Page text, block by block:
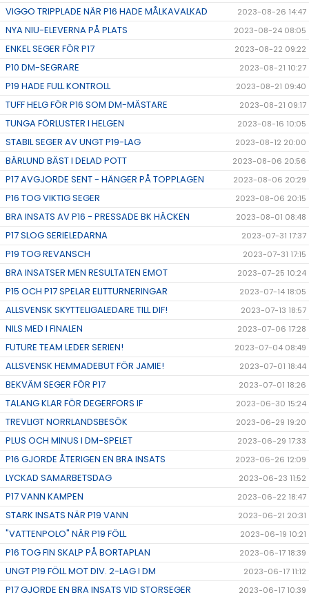
VIGGO TRIPPLADE NÄR P16 HADE MÅLKAVALKAD 2023-08-26 14:47
NYA NIU-ELEVERNA PÅ PLATS 2023-08-24 08:05
ENKEL SEGER FÖR P17 2023-08-22 09:22
P10 DM-SEGRARE 2023-08-21 10:27
P19 HADE FULL KONTROLL 2023-08-21 09:40
TUFF HELG FÖR P16 SOM DM-MÄSTARE 2023-08-21 09:17
TUNGA FÖRLUSTER I HELGEN 2023-08-16 10:05
STABIL SEGER AV UNGT P19-LAG 2023-08-12 20:00
BÄRLUND BÄST I DELAD POTT 2023-08-06 20:56
P17 AVGJORDE SENT - HÄNGER PÅ TOPPLAGEN 2023-08-06 20:29
P16 TOG VIKTIG SEGER 2023-08-06 20:15
BRA INSATS AV P16 - PRESSADE BK HÄCKEN 2023-08-01 08:48
P17 SLOG SERIELEDARNA 2023-07-31 17:37
P19 TOG REVANSCH 2023-07-31 17:15
BRA INSATSER MEN RESULTATEN EMOT 2023-07-25 10:24
P15 OCH P17 SPELAR ELITTURNERINGAR 2023-07-14 18:05
ALLSVENSK SKYTTELIGALEDARE TILL DIF! 2023-07-13 18:57
NILS MED I FINALEN 2023-07-06 17:28
FUTURE TEAM LEDER SERIEN! 2023-07-04 08:49
ALLSVENSK HEMMADEBUT FÖR JAMIE! 2023-07-01 18:44
BEKVÄM SEGER FÖR P17 2023-07-01 18:26
TALANG KLAR FÖR DEGERFORS IF 2023-06-30 15:24
TREVLIGT NORRLANDSBESÖK 2023-06-29 19:20
PLUS OCH MINUS I DM-SPELET 2023-06-29 17:33
P16 GJORDE ÅTERIGEN EN BRA INSATS 2023-06-26 12:09
LYCKAD SAMARBETSDAG 2023-06-23 11:52
P17 VANN KAMPEN 2023-06-22 18:47
STARK INSATS NÄR P19 VANN 2023-06-21 20:31
"VATTENPOLO" NÄR P19 FÖLL 2023-06-19 10:21
P16 TOG FIN SKALP PÅ BORTAPLAN 2023-06-17 18:39
UNGT P19 FÖLL MOT DIV. 2-LAG I DM 2023-06-17 11:12
P17 GJORDE EN BRA INSATS VID STORSEGER 2023-06-17 10:39